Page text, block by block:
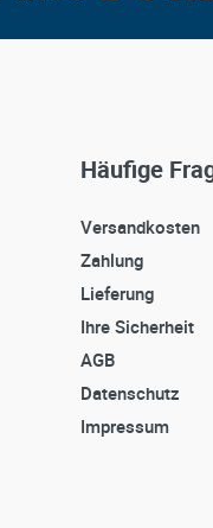
Häufige
Versandkosten
Zahlung
Lieferung
Ihre Sicherheit
AGB
Datenschutz
Impressum